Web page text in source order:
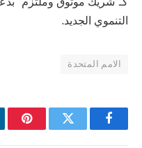
التنموي الجديد.
الامم المتحدة
فيسبوكتويتر